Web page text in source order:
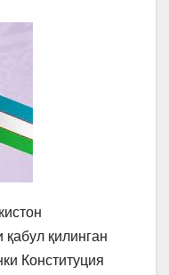
қабул қилинган
Конституция